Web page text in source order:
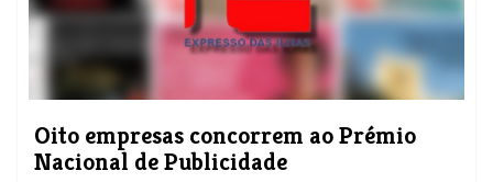
Oito empresas concorrem ao Prémio
Nacional de Publicidade